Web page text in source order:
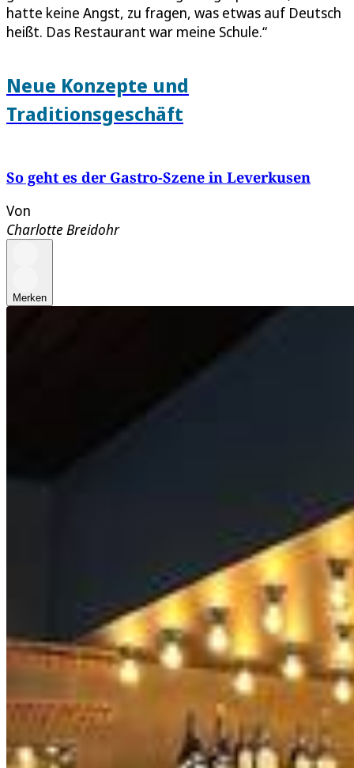
hatte keine Angst, zu fragen, was etwas auf Deutsch
heißt. Das Restaurant war meine Schule.“
Neue Konzepte und
Traditionsgeschäft
So geht es der Gastro-Szene in Leverkusen
Von
Charlotte Breidohr
Merken